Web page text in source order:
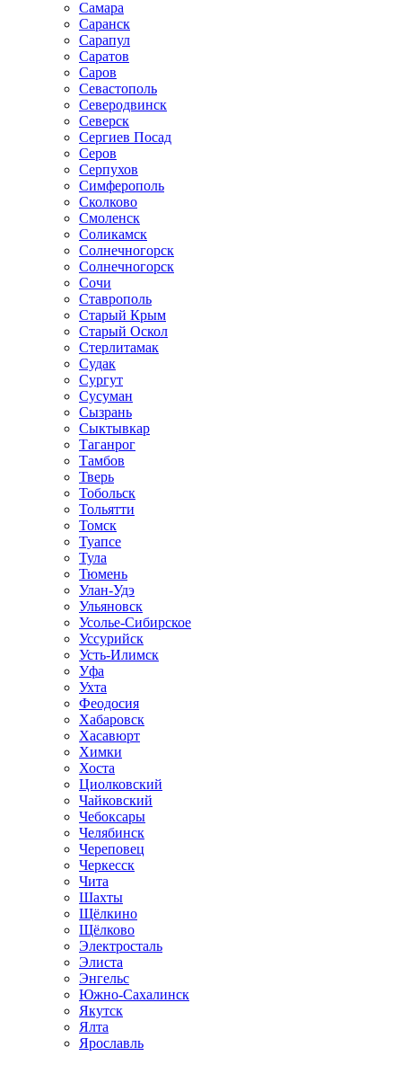
Самара
Саранск
Сарапул
Саратов
Саров
Севастополь
Северодвинск
Северск
Сергиев Посад
Серов
Серпухов
Симферополь
Сколково
Смоленск
Соликамск
Солнечногорск
Солнечногорск
Сочи
Ставрополь
Старый Крым
Старый Оскол
Стерлитамак
Судак
Сургут
Сусуман
Сызрань
Сыктывкар
Таганрог
Тамбов
Тверь
Тобольск
Тольятти
Томск
Туапсе
Тула
Тюмень
Улан-Удэ
Ульяновск
Усолье-Сибирское
Уссурийск
Усть-Илимск
Уфа
Ухта
Феодосия
Хабаровск
Хасавюрт
Химки
Хоста
Циолковский
Чайковский
Чебоксары
Челябинск
Череповец
Черкесск
Чита
Шахты
Щёлкино
Щёлково
Электросталь
Элиста
Энгельс
Южно-Сахалинск
Якутск
Ялта
Ярославль